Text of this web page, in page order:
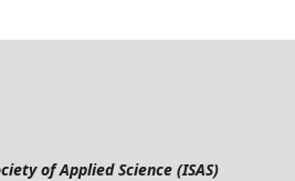
of Applied Science (ISAS)